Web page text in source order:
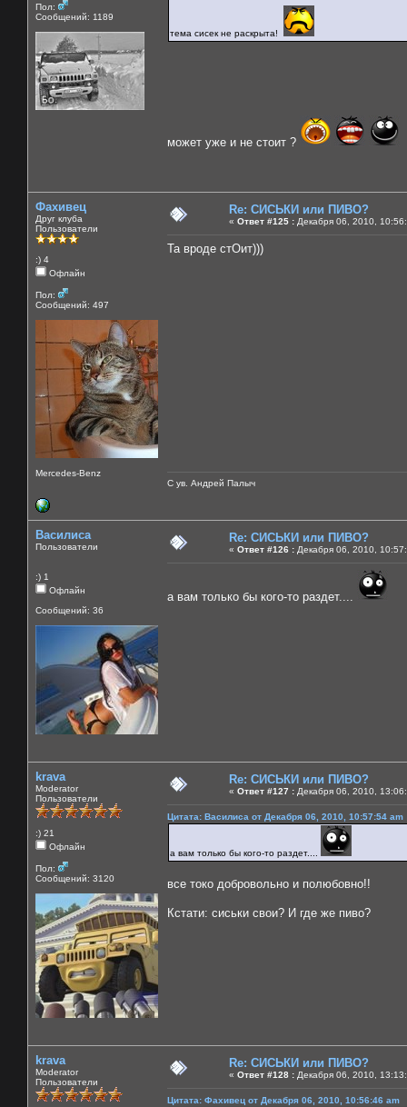
Пол:
Сообщений: 1189
тема сисек не раскрыта!
может уже и не стоит ?
Фахивец
Друг клуба
Пользователи
:) 4
Офлайн
Пол:
Сообщений: 497
Mercedes-Benz
Re: СИСЬКИ или ПИВО?
« Ответ #125 : Декабря 06, 2010,
Та вроде стОит)))
С ув. Андрей Палыч
Василиса
Пользователи
:) 1
Офлайн
Сообщений: 36
Re: СИСЬКИ или ПИВО?
« Ответ #126 : Декабря 06, 2010,
а вам только бы кого-то раздет....
krava
Moderator
Пользователи
:) 21
Офлайн
Пол:
Сообщений: 3120
Re: СИСЬКИ или ПИВО?
« Ответ #127 : Декабря 06, 2010,
Цитата: Василиса от Декабря 06, 2010, 10:57:54 am
а вам только бы кого-то раздет....
все токо добровольно и полюбовно!!
Кстати: сиськи свои? И где же пиво?
krava
Moderator
Пользователи
Re: СИСЬКИ или ПИВО?
« Ответ #128 : Декабря 06, 2010,
Цитата: Фахивец от Декабря 06, 2010, 10:56:46 am